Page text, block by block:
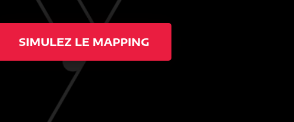
SIMULEZ LE MAPPING